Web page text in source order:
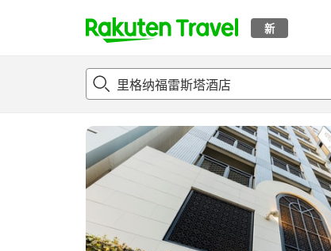
新
t
p
a
g
e
_
r
概况 客房及住宿套餐评论亮点